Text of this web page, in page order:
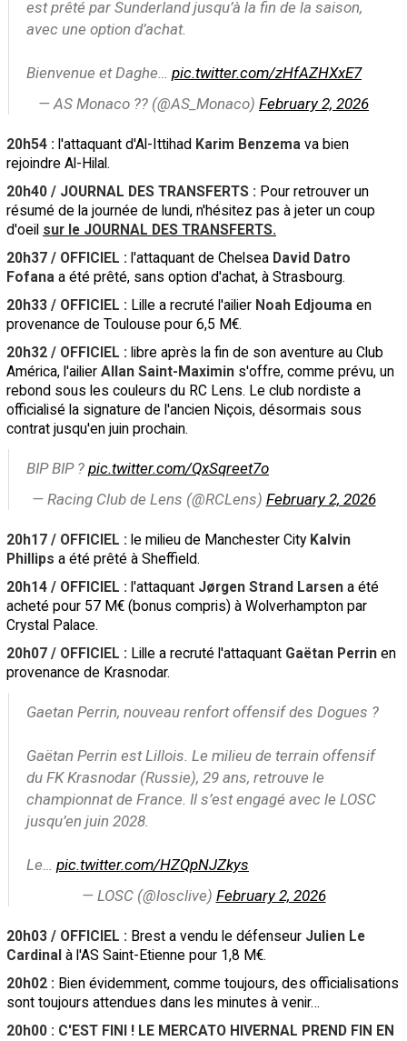
est prêté par Sunderland jusqu’à la fin de la saison,
avec une option d’achat.
Bienvenue et Daghe… pic.twitter.com/zHfAZHXxE7
— AS Monaco ?? (@AS_Monaco) February 2, 2026
20h54 : l'attaquant d'Al-Ittihad Karim Benzema va bien
rejoindre Al-Hilal.
20h40 / JOURNAL DES TRANSFERTS : Pour retrouver un
résumé de la journée de lundi, n'hésitez pas à jeter un coup
d'oeil sur le JOURNAL DES TRANSFERTS.
20h37 / OFFICIEL : l'attaquant de Chelsea David Datro
Fofana a été prêté, sans option d'achat, à Strasbourg.
20h33 / OFFICIEL : Lille a recruté l'ailier Noah Edjouma en
provenance de Toulouse pour 6,5 M€.
20h32 / OFFICIEL : libre après la fin de son aventure au Club
América, l'ailier Allan Saint-Maximin s'offre, comme prévu, un
rebond sous les couleurs du RC Lens. Le club nordiste a
officialisé la signature de l'ancien Niçois, désormais sous
contrat jusqu'en juin prochain.
BIP BIP ? pic.twitter.com/QxSqreet7o
— Racing Club de Lens (@RCLens) February 2, 2026
20h17 / OFFICIEL : le milieu de Manchester City Kalvin
Phillips a été prêté à Sheffield.
20h14 / OFFICIEL : l'attaquant Jørgen Strand Larsen a été
acheté pour 57 M€ (bonus compris) à Wolverhampton par
Crystal Palace.
20h07 / OFFICIEL : Lille a recruté l'attaquant Gaëtan Perrin en
provenance de Krasnodar.
Gaetan Perrin, nouveau renfort offensif des Dogues ?
Gaëtan Perrin est Lillois. Le milieu de terrain offensif
du FK Krasnodar (Russie), 29 ans, retrouve le
championnat de France. Il s’est engagé avec le LOSC
jusqu’en juin 2028.
Le… pic.twitter.com/HZQpNJZkys
— LOSC (@losclive) February 2, 2026
20h03 / OFFICIEL : Brest a vendu le défenseur Julien Le
Cardinal à l'AS Saint-Etienne pour 1,8 M€.
20h02 : Bien évidemment, comme toujours, des officialisations
sont toujours attendues dans les minutes à venir…
20h00 : C'EST FINI ! LE MERCATO HIVERNAL PREND FIN EN